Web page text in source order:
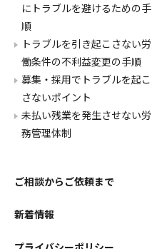
にトラブルを避けるための手
順
トラブルを引き起こさない労
働条件の不利益変更の手順
募集・採用でトラブルを起こ
さないポイント
未払い残業を発生させない労
務管理体制
ご相談からご依頼まで
新着情報